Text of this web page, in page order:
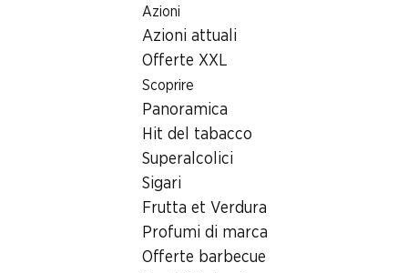
Azioni
Azioni attuali
Offerte XXL
Scoprire
Panoramica
Hit del tabacco
Superalcolici
Sigari
Frutta et Verdura
Profumi di marca
Offerte barbecue
Ricerca di filiale
Filiale Denner Weidstrasse 4, 9535 Wilen bei Wil
9535 Wilen bei Wil
Weidstrasse 4, 9535 Wilen bei Wil